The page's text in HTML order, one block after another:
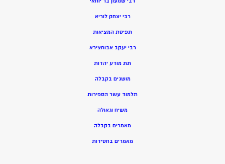
רבי יצחק לוריא
תפיסת המציאות
רבי יעקב אבוחצירא
תת מודע יהדות
מושגים בקבלה
תלמוד עשר הספירות
משיח וגאולה
מאמרים בקבלה
מאמרים בחסידות